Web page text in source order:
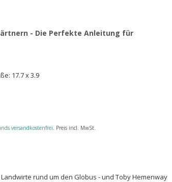
- Die Perfekte Anleitung für
17.7 x 3.9
versandkostenfrei. Preis incl. MwSt.
rund um den Globus - und Toby Hemenway